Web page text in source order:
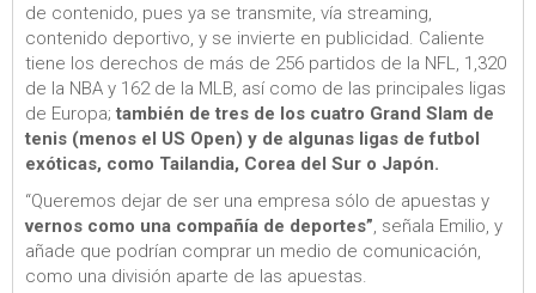
de contenido, pues ya se transmite, vía streaming,
contenido deportivo, y se invierte en publicidad. Caliente
tiene los derechos de más de 256 partidos de la NFL, 1,320
de la NBA y 162 de la MLB, así como de las principales ligas
de Europa; también de tres de los cuatro Grand Slam de
tenis (menos el US Open) y de algunas ligas de futbol
exóticas, como Tailandia, Corea del Sur o Japón.
“Queremos dejar de ser una empresa sólo de apuestas y
vernos como una compañía de deportes”, señala Emilio, y
añade que podrían comprar un medio de comunicación,
como una división aparte de las apuestas.